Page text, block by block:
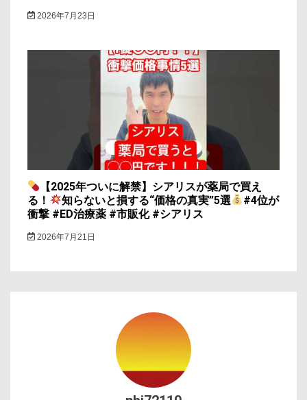
2026年7月23日
【2025年ついに解禁】シアリスが薬局で買え
る！
知らないと損する“価格の真実”5選
#4位が
衝撃 #ED治療薬 #市販化 #シアリス
2026年7月21日